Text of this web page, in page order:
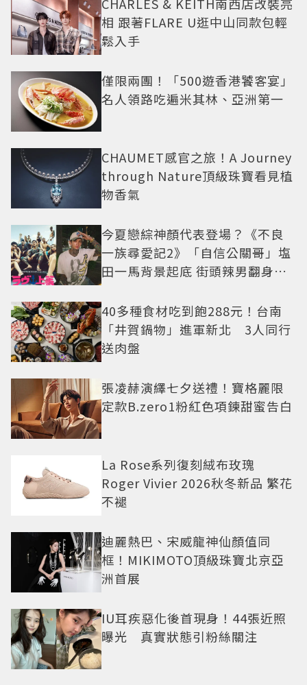
相 跟著FLARE U逛中山同款包輕
鬆入手
僅限兩團！「500遊香港饕客宴」
名人領路吃遍米其林、亞洲第一
CHAUMET感官之旅！A Journey
through Nature頂級珠寶看見植
物香氣
今夏戀綜神顏代表登場？《不良
一族尋愛記2》「自信公關哥」塩
田一馬背景起底 街頭辣男翻身當
40多種食材吃到飽288元！台南
「井賀鍋物」進軍新北 3人同行
送肉盤
張凌赫演繹七夕送禮！寶格麗限
定款B.zero1粉紅色項鍊甜蜜告白
La Rose系列復刻絨布玫瑰
Roger Vivier 2026秋冬新品 繁花
不褪
迪麗熱巴、宋威龍神仙顏值同
框！MIKIMOTO頂級珠寶北京亞
洲首展
IU耳疾惡化後首現身！44張近照
曝光 真實狀態引粉絲關注